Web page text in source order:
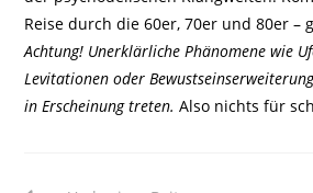
Reise durch die 60er, 70er und 80er –
Achtung! Unerklärliche Phänomene wie
Levitationen oder
in Erscheinung treten.Also nichts für